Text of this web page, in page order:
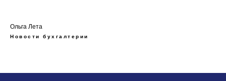
Ольга Лета
Новости бухгалтерии